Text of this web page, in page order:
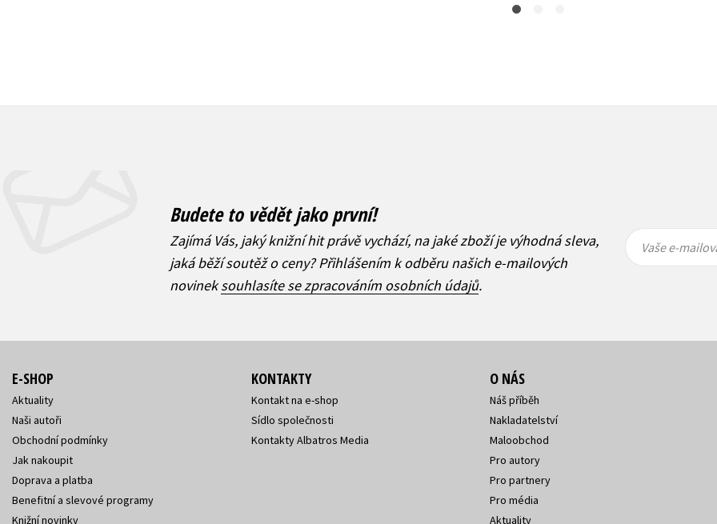
Budete to vědět jako první!
Zajímá Vás, jaký knižní hit právě vychází, na jaké zboží je výhodná sleva,
jaká běží soutěž o ceny? Přihlášením k odběru našich e-mailových
novineksouhlasíte se zpracováním osobních údajů.
mailová
mailová
Vaše e-
E-SHOP
Aktuality
Naši autoři
Obchodní podmínky
Jak nakoupit
Doprava a platba
Benefitní a slevové programy
Knižní novinky
KONTAKTY
Kontakt na e-shop
Sídlo společnosti
Kontakty Albatros Media
O NÁS
Náš příběh
Nakladatelství
Maloobchod
Pro autory
Pro partnery
Pro média
Aktuality